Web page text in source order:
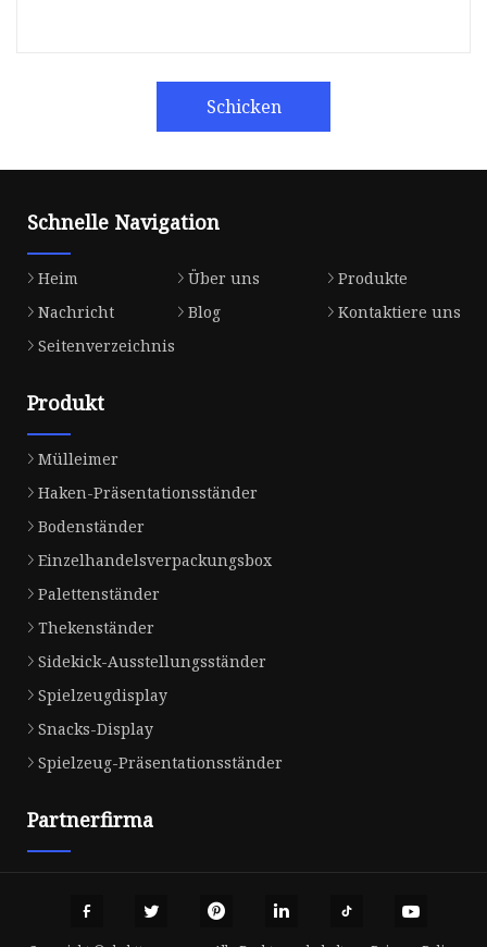
Schicken
Schnelle Navigation
Heim Über uns
Produkte
Nachricht
Blog
Kontaktiere uns
Seitenverzeichnis
Produkt
Mülleimer
Haken-Präsentationsständer
Bodenständer
Einzelhandelsverpackungsbox
Palettenständer
Thekenständer
Sidekick-Ausstellungsständer
Spielzeugdisplay
Snacks-Display
Spielzeug-Präsentationsständer
Partnerfirma